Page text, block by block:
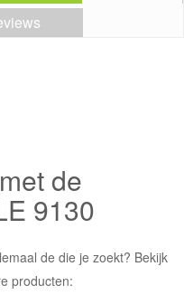
de
9130
de die je zoekt? Bekijk
producten: